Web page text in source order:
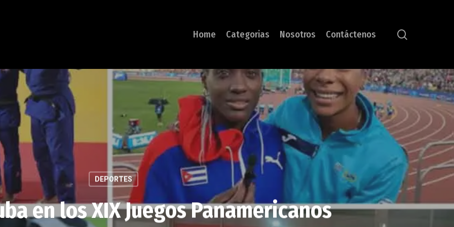
Home Categorias Nosotros Contáctenos
DEPORTES
en los XIX Juegos Panamericanos